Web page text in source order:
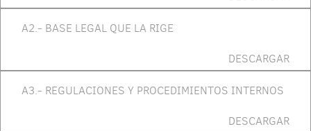
A2.- BASE LEGAL QUE LA RIGE
DESCARGAR
A3.- REGULACIONES Y PROCEDIMIENTOS INTERNOS
DESCARGAR